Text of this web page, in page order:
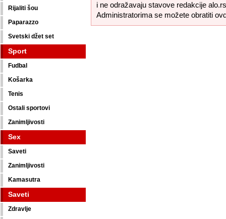
Rijaliti šou
Paparazzo
Svetski džet set
Sport
Fudbal
Košarka
Tenis
Ostali sportovi
Zanimljivosti
Sex
Saveti
Zanimljivosti
Kamasutra
Saveti
Zdravlje
i ne odražavaju stavove redakcije
Administratorima se možete obratiti